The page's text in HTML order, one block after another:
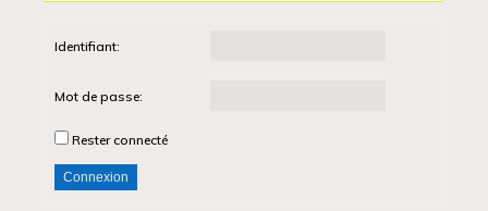
Identifiant:
Mot de passe:
Rester connecté
Connexion